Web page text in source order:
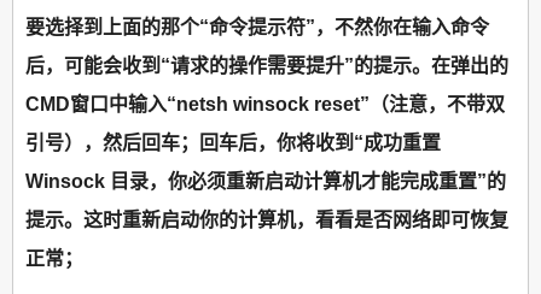
要选择到上面的那个“命令提示符”，不然你在输入命令
后，可能会收到“请求的操作需要提升”的提示。在弹出的
CMD窗口中输入“netsh winsock reset”（注意，不带双
引号），然后回车；回车后，你将收到“成功重置
Winsock 目录，你必须重新启动计算机才能完成重置”的
提示。这时重新启动你的计算机，看看是否网络即可恢复
正常；